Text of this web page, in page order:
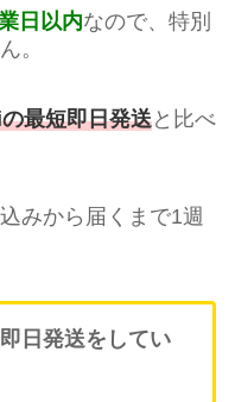
日以内なので、特別
。
最短即日発送と比べ
みから届くまで1週
日発送をしてい